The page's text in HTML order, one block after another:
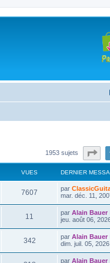
1953 sujets
VUES DERNIER
7607
u
D
e
i
e
r
m
e
s
s
par
mar. déc. 11,
11
u
D
e
i
e
r
m
par Alain Bauer
jeu. août 06,
342V
u
D
e
par Alain Bauer
dim. juil. 05,
D
par Alain Bauer